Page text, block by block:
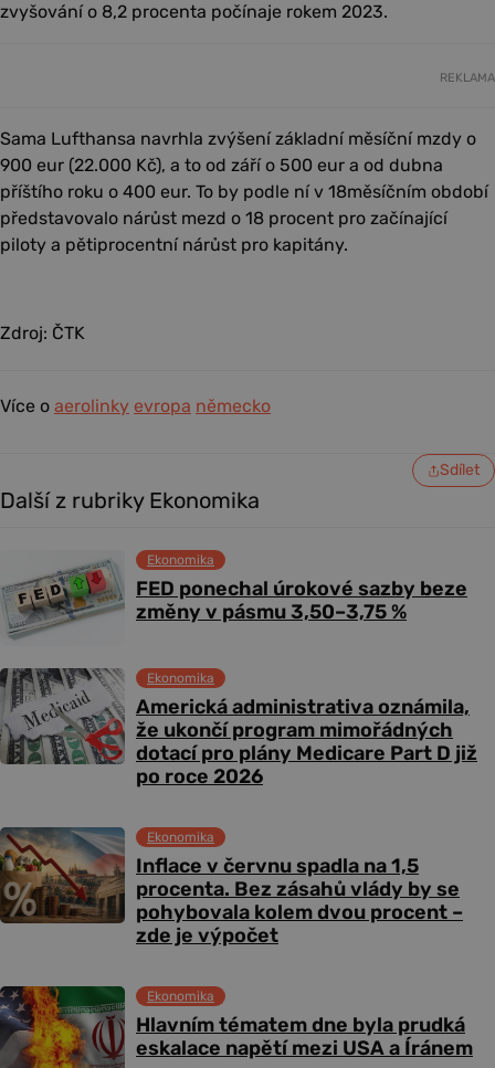
zvyšování o 8,2 procenta počínaje rokem 2023.
REKLAMA
Sama Lufthansa navrhla zvýšení základní měsíční mzdy o
900 eur (22.000 Kč), a to od září o 500 eur a od dubna
příštího roku o 400 eur. To by podle ní v 18měsíčním období
představovalo nárůst mezd o 18 procent pro začínající
piloty a pětiprocentní nárůst pro kapitány.
Zdroj: ČTK
Více o aerolinky evropa německo
Sdílet
Další z rubriky Ekonomika
FED ponechal úrokové sazby beze
změny v pásmu 3,50–3,75 %
Ekonomika
Americká administrativa oznámila,
že ukončí program mimořádných
dotací pro plány Medicare Part D již
po roce 2026
Ekonomika
Inflace v červnu spadla na 1,5
procenta. Bez zásahů vlády by se
pohybovala kolem dvou procent –
zde je výpočet
Ekonomika
Hlavním tématem dne byla prudká
eskalace napětí mezi USA a Íránem
Ekonomika